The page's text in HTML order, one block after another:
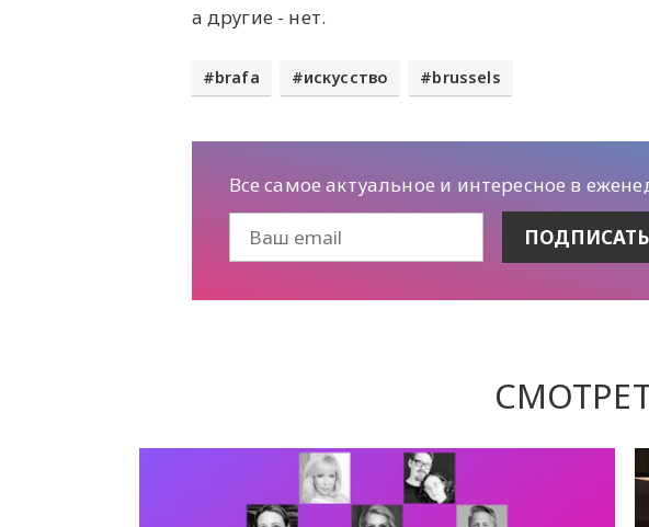
а другие - нет.
brafa искусство brussels
Все самое актуальное и интересное в